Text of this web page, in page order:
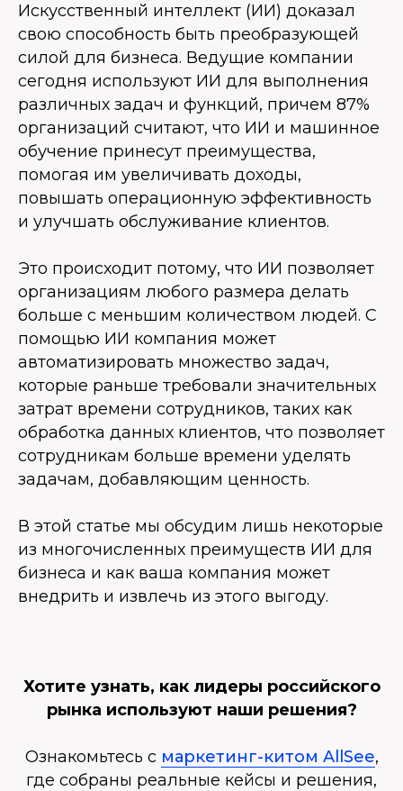
Искусственный интеллект (ИИ) доказал
свою способность быть преобразующей
силой для бизнеса. Ведущие компании
сегодня используют ИИ для выполнения
различных задач и функций, причем 87%
организаций считают, что ИИ и машинное
обучение принесут преимущества,
помогая им увеличивать доходы,
повышать операционную эффективность
и улучшать обслуживание клиентов.
Это происходит потому, что ИИ позволяет
организациям любого размера делать
больше с меньшим количеством людей. С
помощью ИИ компания может
автоматизировать множество задач,
которые раньше требовали значительных
затрат времени сотрудников, таких как
обработка данных клиентов, что позволяет
сотрудникам больше времени уделять
задачам, добавляющим ценность.
В этой статье мы обсудим лишь некоторые
из многочисленных преимуществ ИИ для
бизнеса и как ваша компания может
внедрить и извлечь из этого выгоду.
Хотите узнать, как лидеры российского
рынка используют наши решения?
Ознакомьтесь с маркетинг-китом AllSee,
где собраны реальные кейсы и решения,